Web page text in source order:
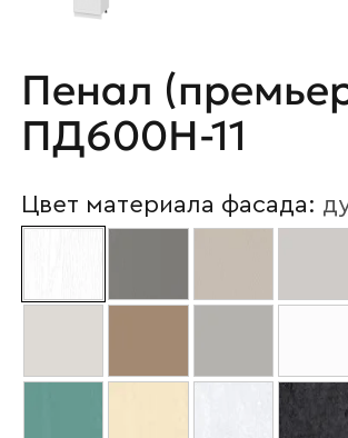
Пенал
ПД600Н-11
Цвет материала фасада: